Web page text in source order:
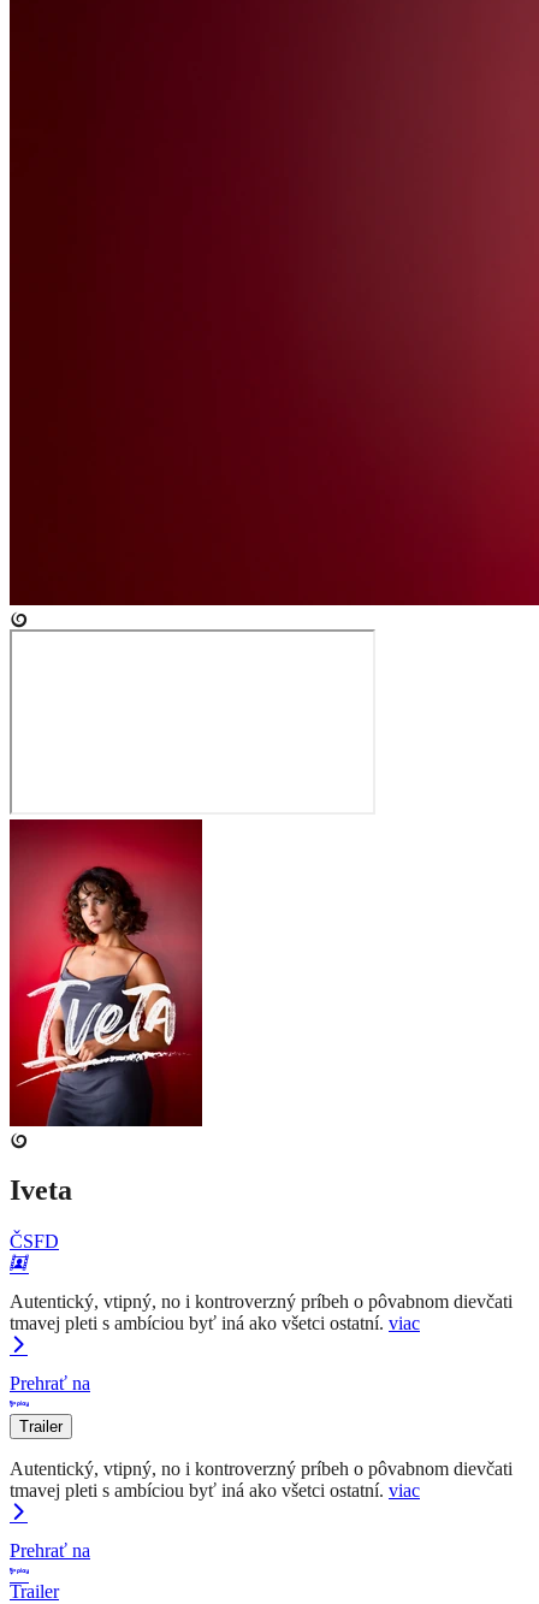
Iveta
ČSFD
Autentický, vtipný, no i kontroverzný príbeh o pôvabnom dievčati
tmavej pleti s ambíciou byť iná ako všetci ostatní. viac
Prehrať na
Trailer
Autentický, vtipný, no i kontroverzný príbeh o pôvabnom dievčati
tmavej pleti s ambíciou byť iná ako všetci ostatní. viac
Prehrať na
Trailer